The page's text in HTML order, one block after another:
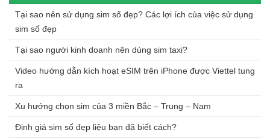
Tại sao nên sử dụng sim số đẹp? Các lợi ích của việc sử dụng
sim số đẹp
Tại sao người kinh doanh nên dùng sim taxi?
Video hướng dẫn kích hoạt eSIM trên iPhone được Viettel tung
ra
Xu hướng chọn sim của 3 miền Bắc – Trung – Nam
Định giá sim số đẹp liệu bạn đã biết cách?